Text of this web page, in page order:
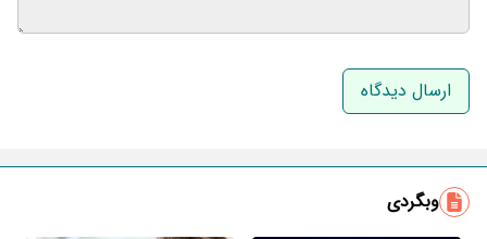
نام و نام خانوادگی
وبگردی